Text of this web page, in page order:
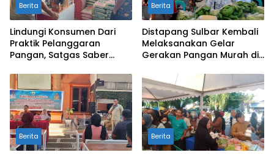
Berita
Lindungi Konsumen Dari
Praktik Pelanggaran
Pangan, Satgas Saber
Distributor
Berita
Distapang Sulbar Kembali
Melaksanakan Gelar
Gerakan Pangan Murah di
Berita Berita